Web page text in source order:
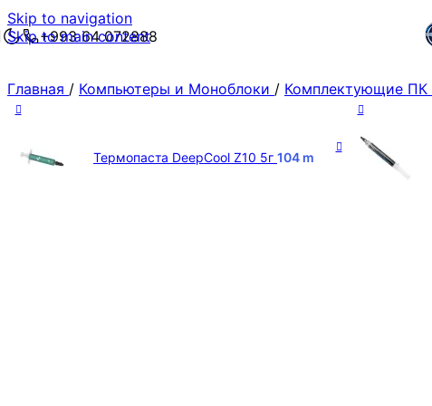
Skip to navigation
Skip to main content
+993 64 072888
Главная / Компьютеры и Моноблоки / Комплектующие ПК
Термопаста DeepCool Z10 5г 104 m